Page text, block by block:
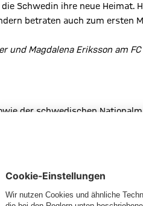
Schwedin ihre neue Heimat.
betraten auch zum ersten
und Magdalena Eriksson am
der schwedischen
mit den FC
Eriksson: